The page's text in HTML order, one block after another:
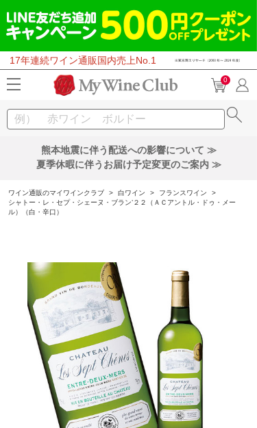
17年連続ワイン通販国内売上No.1
0
熊本地震に伴う配送への影響について ≫
夏季休暇に伴うお届け予定変更のご案内 ≫
ワイン通販のマイワインクラブ > 白ワイン > フランスワイン
>
シャトー・レ・セプ・シェーヌ・ブラン’２２（ＡＣアントル・ドゥ・メー
ル）（白・辛口）